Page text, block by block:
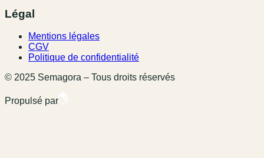
Légal
Mentions légales
CGV
Politique de confidentialité
© 2025 Semagora – Tous droits réservés
Propulsé par